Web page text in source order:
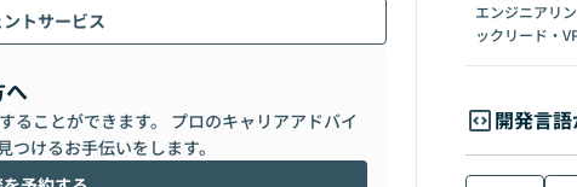
トサービス
へ
ることができます。 プロのキャリアアドバイ
けるお手伝いをします。
エンジニアリ
ックリード・
開発言